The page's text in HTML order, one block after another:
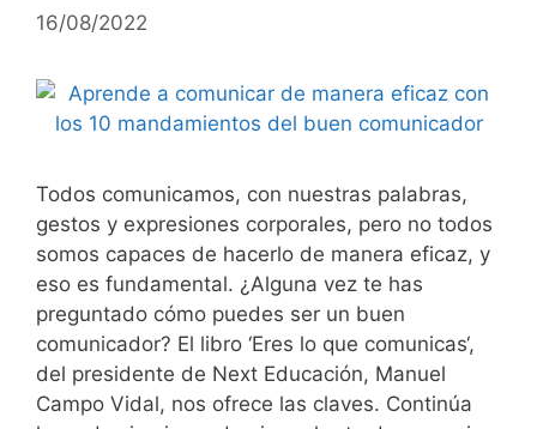
16/08/2022
Todos comunicamos, con nuestras palabras,
gestos y expresiones corporales, pero no todos
somos capaces de hacerlo de manera eficaz, y
eso es fundamental. ¿Alguna vez te has
preguntado cómo puedes ser un buen
comunicador? El libro ‘Eres lo que comunicas‘,
del presidente de Next Educación, Manuel
Campo Vidal, nos ofrece las claves. Continúa